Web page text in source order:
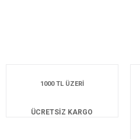
1000 TL ÜZERİ
ÜCRETSİZ KARGO